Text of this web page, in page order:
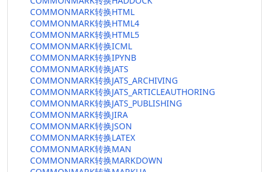
COMMONMARK转换HTML
COMMONMARK转换HTML4
COMMONMARK转换HTML5
COMMONMARK转换ICML
COMMONMARK转换IPYNB
COMMONMARK转换JATS
COMMONMARK转换JATS_ARCHIVING
COMMONMARK转换JATS_ARTICLEAUTHORING
COMMONMARK转换JATS_PUBLISHING
COMMONMARK转换JIRA
COMMONMARK转换JSON
COMMONMARK转换LATEX
COMMONMARK转换MAN
COMMONMARK转换MARKDOWN